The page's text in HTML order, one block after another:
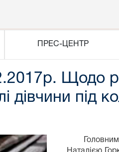
ПРЕС-ЦЕНТР
Щодо
дівчини під
Головним